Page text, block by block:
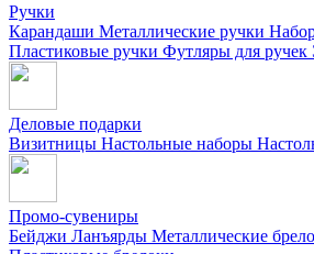
Ручки
Карандаши Металлические ручки
Пластиковые ручки Футляры для ручек
Деловые подарки
Визитницы Настольные наборы
Промо-сувениры
Бейджи Ланъярды Металлические